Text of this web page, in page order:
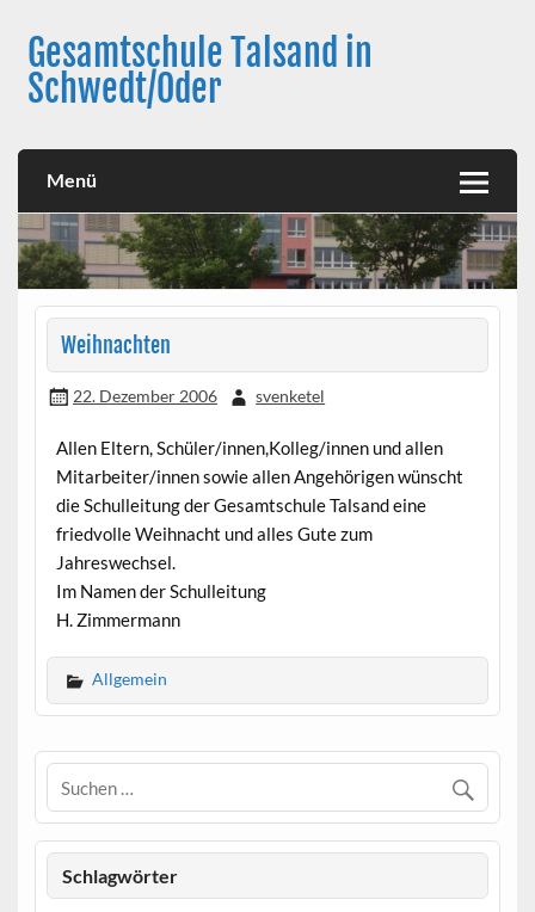
contentGesamtschule Talsand in
Schwedt/Oder
Menü
Weihnachten
22. Dezember 2006 svenketel
Allen Eltern, Schüler/innen,Kolleg/innen und allen
Mitarbeiter/innen sowie allen Angehörigen wünscht
die Schulleitung der Gesamtschule Talsand eine
friedvolle Weihnacht und alles Gute zum
Jahreswechsel.
Im Namen der Schulleitung
H. Zimmermann
Allgemein
Schlagwörter